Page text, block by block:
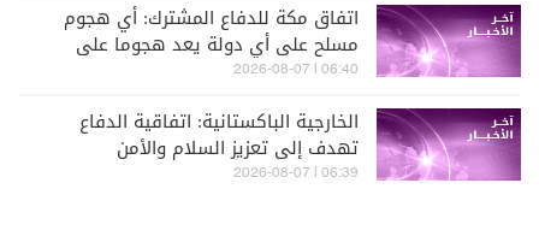
اتفاق مكة للدفاع المشترك: أي هجوم
مسلح على أي دولة يعد هجوما على
الدول الثلاث جميعها
06:40 | 2026-08-07
الخارجية الباكستانية: اتفاقية الدفاع
تهدف إلى تعزيز السلام والأمن
والاستقرار في المنطقة وخارجها
06:39 | 2026-08-07